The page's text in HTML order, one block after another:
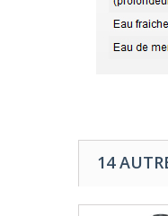
14